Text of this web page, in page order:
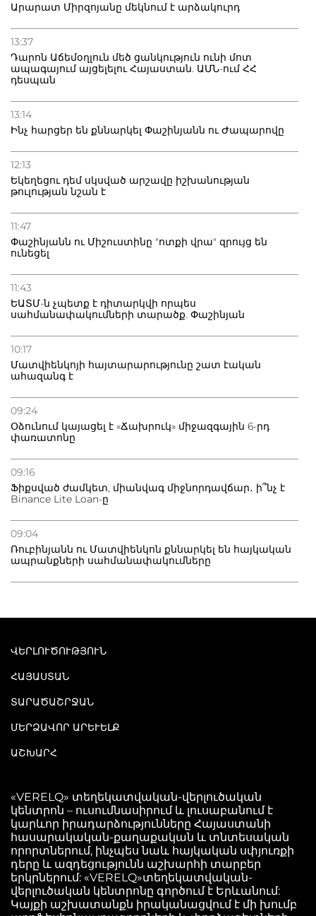
Արարատ Միրզոյանը մեկնում է արձակուրդ
13:37
Դարոն Աճեմօղլուն մեծ ցանկություն ունի մոտ
ապագայում այցելելու Հայաստան. ԱՄՆ-ում ՀՀ
դեսպան
13:14
Ինչ հարցեր են քննարկել Փաշինյանն ու Ժապարովը
12:13
Եկեղեցու դեմ սկսված արշավը իշխանության
թուլության նշան է
11:47
Փաշինյանն ու Միշուստինը "ոտքի վրա" զրույց են
ունեցել
11:43
ԵԱՏՄ-ն չպետք է դիտարկվի որպես
սահմանափակումների տարածք. Փաշինյան
10:17
Մատվիենկոյի հայտարարությունը շատ էական
ահազանգ է
09:24
Օձունում կայացել է «Ճախրուկ» միջազգային 6-րդ
փառատոնը
09:16
Ֆիքսված ժամկետ, միանվագ միջնորդավճար․ ի՞նչ է
Binance Lite Loan-ը
09:04
Ռուբինյանն ու Մատվիենկոն քննարկել են հայկական
ապրանքների սահմանափակումները
ՎԵՐԼՈՒԾՈՒԹՅՈՒՆ
ՀԱՅԱՍՏԱՆ
ՏԱՐԱԾԱՇՐՋԱՆ
ՄԵՐՁԱՎՈՐ ԱՐԵՒԵԼՔ
ԱՇԽԱՐՀ
«VERELQ» տեղեկատվական-վերլուծական
կենտրոն – ուսումնասիրում և լուսաբանում է
կարևոր իրադարձությունները Հայաստանի
հասարակական-քաղաքական և տնտեսական
որորտներում, ինչպես նաև հայկական սփյուռքի
դերը և ազդեցությունն աշխարհի տարբեր
երկրներում: «VERELQ»տեղեկատվական-
վերլուծական կենտրոնը գործում է Երևանում:
Կայքի աշխատանքն իրականացվում է մի խումբ